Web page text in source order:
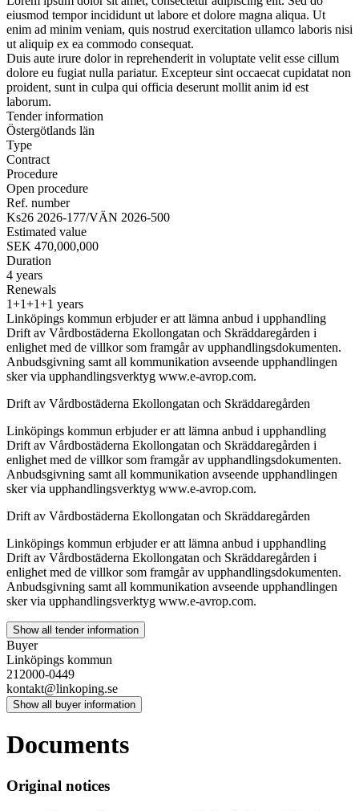
eiusmod tempor incididunt ut labore et dolore magna aliqua. Ut
enim ad minim veniam, quis nostrud exercitation ullamco laboris nisi
ut aliquip ex ea commodo consequat.
Duis aute irure dolor in reprehenderit in voluptate velit esse cillum
dolore eu fugiat nulla pariatur. Excepteur sint occaecat cupidatat non
proident, sunt in culpa qui officia deserunt mollit anim id est
laborum.
Tender information
Östergötlands län
Type
Contract
Procedure
Open procedure
Ref. number
Ks26 2026-177/VÄN 2026-500
Estimated value
SEK 470,000,000
Duration
4 years
Renewals
1+1+1+1 years
Linköpings kommun erbjuder er att lämna anbud i upphandling
Drift av Vårdbostäderna Ekollongatan och Skräddaregården i
enlighet med de villkor som framgår av upphandlingsdokumenten.
Anbudsgivning samt all kommunikation avseende upphandlingen
sker via upphandlingsverktyg www.e-avrop.com.
Drift av Vårdbostäderna Ekollongatan och Skräddaregården
Linköpings kommun erbjuder er att lämna anbud i upphandling
Drift av Vårdbostäderna Ekollongatan och Skräddaregården i
enlighet med de villkor som framgår av upphandlingsdokumenten.
Anbudsgivning samt all kommunikation avseende upphandlingen
sker via upphandlingsverktyg www.e-avrop.com.
Drift av Vårdbostäderna Ekollongatan och Skräddaregården
Linköpings kommun erbjuder er att lämna anbud i upphandling
Drift av Vårdbostäderna Ekollongatan och Skräddaregården i
enlighet med de villkor som framgår av upphandlingsdokumenten.
Anbudsgivning samt all kommunikation avseende upphandlingen
sker via upphandlingsverktyg www.e-avrop.com.
Show all tender information
Buyer
Linköpings kommun
212000-0449
kontakt@linkoping.se
Show all buyer information
Documents
Original notices